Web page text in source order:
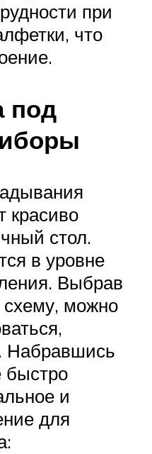
при
что
под
красиво
стол.
в уровне
Выбрав
можно
Набравшись
быстро
и
для